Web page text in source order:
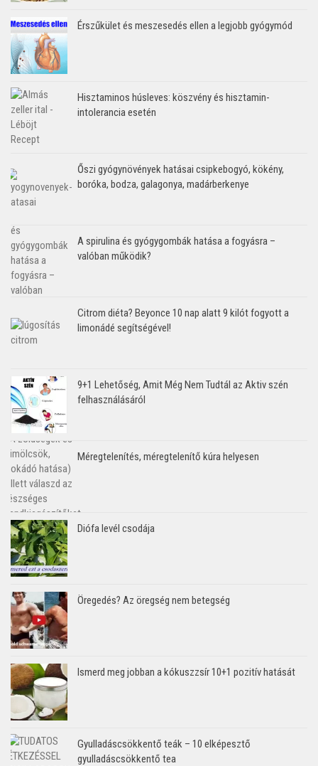
Érszűkület és meszesedés ellen a legjobb gyógymód
Hisztaminos húsleves: köszvény és hisztamin-
intolerancia esetén
Őszi gyógynövények hatásai csipkebogyó, kökény,
boróka, bodza, galagonya, madárberkenye
A spirulina és gyógygombák hatása a fogyásra –
valóban működik?
Citrom diéta? Beyonce 10 nap alatt 9 kilót fogyott a
limonádé segítségével!
9+1 Lehetőség, Amit Még Nem Tudtál az Aktiv szén
felhasználásáról
Méregtelenítés, méregtelenítő kúra helyesen
Diófa levél csodája
Öregedés? Az öregség nem betegség
Ismerd meg jobban a kókuszzsír 10+1 pozitív hatását
Gyulladáscsökkentő teák – 10 elképesztő
gyulladáscsökkentő tea